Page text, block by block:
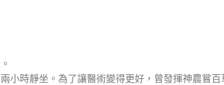
小時靜坐。為了讓醫術變得更好，曾發揮神農嘗